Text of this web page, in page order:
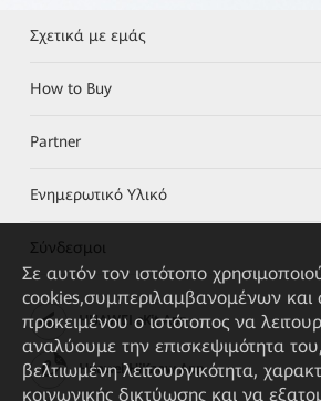
Σχετικά με εμάς
How to Buy
Partner
Ενημερωτικό Υλικό
Σύνδεσμοι
HUAWEI eKit App
Huawei HiKnow App
Σε αυτόν τον ιστότοπο
cookies,συμπεριλαμβανομένων και
προκειμένου ο ιστότοπος να
αναλύουμε την επισκεψιμότητα
βελτιωμένη λειτουργικότητα,
κοινωνικής δικτύωσης και να